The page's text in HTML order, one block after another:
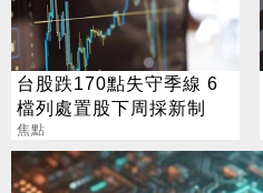
台股跌170點失守季線 6
檔列處置股下周採新制
焦點